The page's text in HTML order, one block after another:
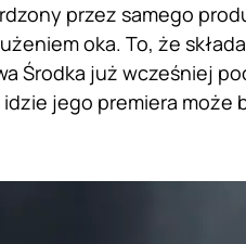
przez samego
oka. To, że
Środka już wcześniej
jego premiera może